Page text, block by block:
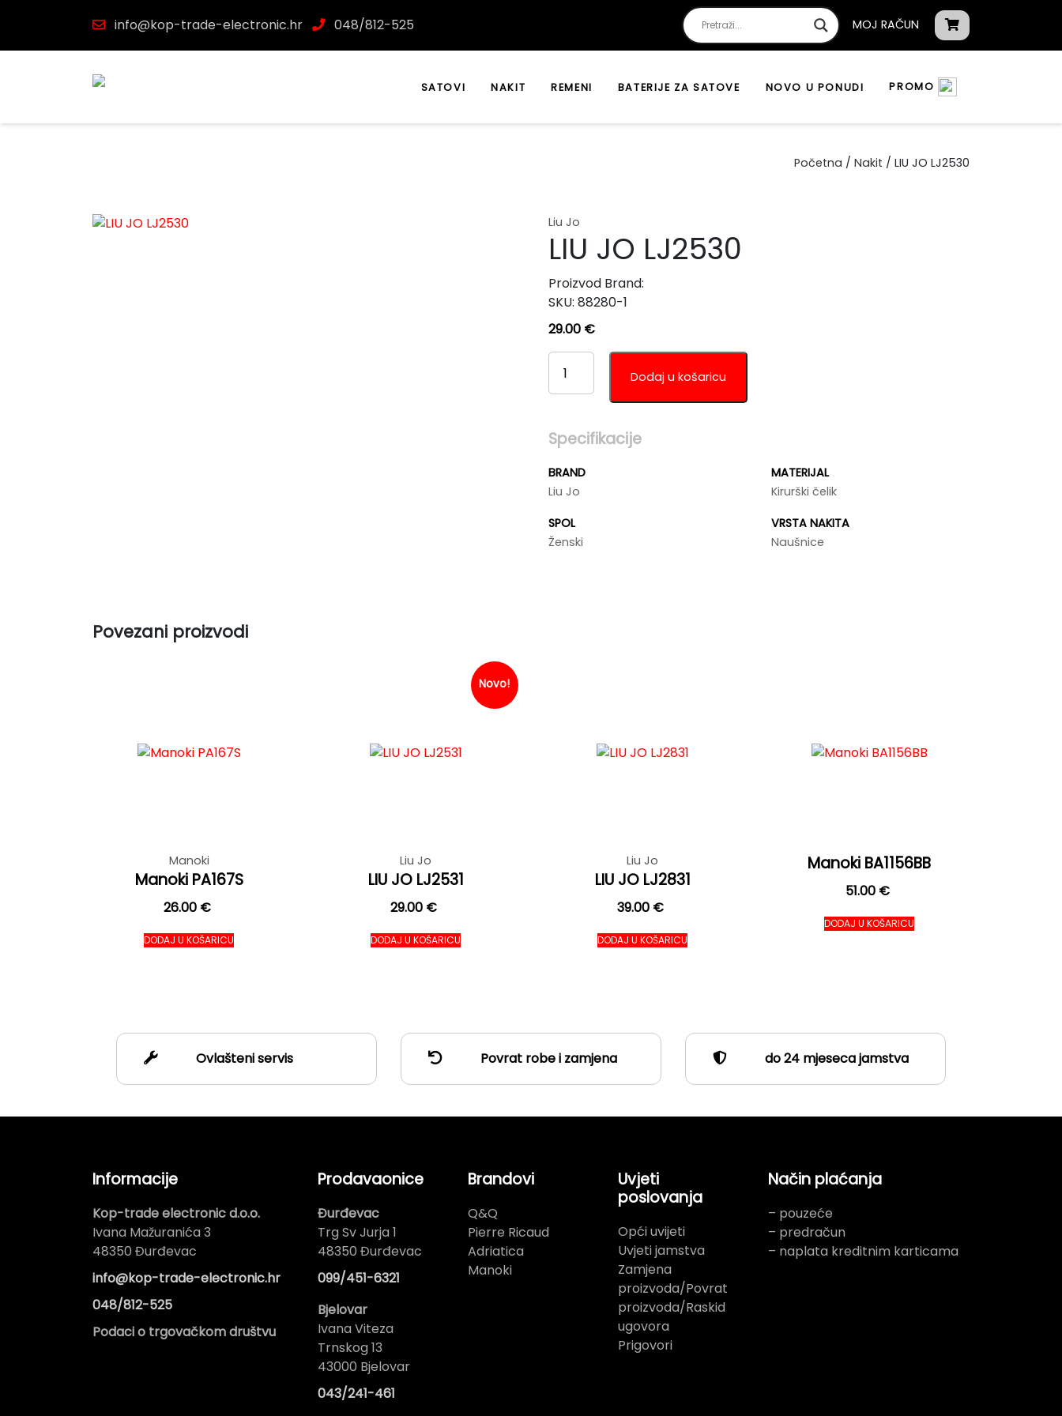
info@kop-trade-electronic.hr 048/812-525 MOJ RAČUN
SATOVI NAKIT REMENI BATERIJE ZA SATOVE NOVO U PONUDI PROMO
Početna / Nakit / LIU JO LJ2530
Liu Jo
LIU JO LJ2530
SKU:88280-1
Proizvod Brand:
29.00 €
LIU
LJ2530
Dodaj u košaricu
Specifikacije
BRAND
Liu Jo
MATERIJAL
Kirurški čelik
SPOL
Ženski
VRSTA NAKITA
Naušnice
Povezani proizvodi
Manoki
Manoki PA167S
26.00 €
DODAJ U KOŠARICU
Novo!
Liu Jo
LIU JO LJ2531
29.00 €
DODAJ U KOŠARICU
Liu Jo
LIU JO LJ2831
39.00 €
DODAJ U KOŠARICU
Manoki BA1156BB
51.00 €
DODAJ U KOŠARICU
Ovlašteni servis Povrat robe i zamjena do 24 mjeseca jamstva
Informacije
Kop-trade electronic d.o.o.
Ivana Mažuranića 3
48350 Đurđevac
info@kop-trade-electronic.hr
048/812-525
Podaci o trgovačkom društvu
Prodavaonice
Đurđevac
Trg Sv Jurja 1
48350 Đurđevac
099/451-6321
Bjelovar
Ivana Viteza
Trnskog 13
43000 Bjelovar
043/241-461
Brandovi
Q&Q
Pierre Ricaud
Adriatica
Manoki
Uvjeti
poslovanja
Opći uvijeti
Uvjeti jamstva
Zamjena
proizvoda/Povrat
proizvoda/Raskid
ugovora
Prigovori
Način plaćanja
– pouzeće
– predračun
– naplata kreditnim karticama